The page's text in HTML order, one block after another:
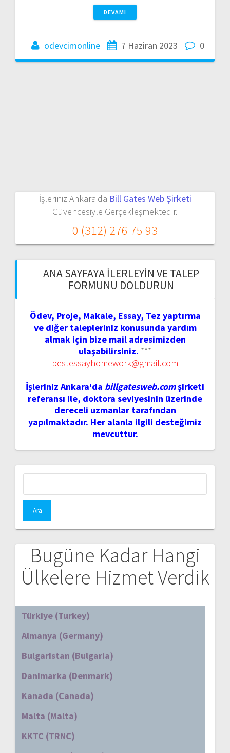
DEVAMI
odevcimonline 7 Haziran 2023 0
İşleriniz Ankara'da Bill Gates Web Şirketi
Güvencesiyle Gerçekleşmektedir.
0 (312) 276 75 93
ANA SAYFAYA İLERLEYIN VE TALEP
FORMUNU DOLDURUN
Ödev, Proje, Makale, Essay, Tez yaptırma
ve diğer talepleriniz konusunda yardım
almak için bize mail adresimizden
ulaşabilirsiniz. ***
bestessayhomework@gmail.com
İşleriniz Ankara'da billgatesweb.comşirketi
referansı ile, doktora seviyesinin üzerinde
dereceli uzmanlar tarafından
yapılmaktadır. Her alanla ilgili desteğimiz
mevcuttur.
Bugüne Kadar Hangi
Ülkelere Hizmet Verdik
Türkiye (Turkey)
Almanya (Germany)
Bulgaristan (Bulgaria)
Danimarka (Denmark)
Kanada (Canada)
Malta (Malta)
KKTC (TRNC)